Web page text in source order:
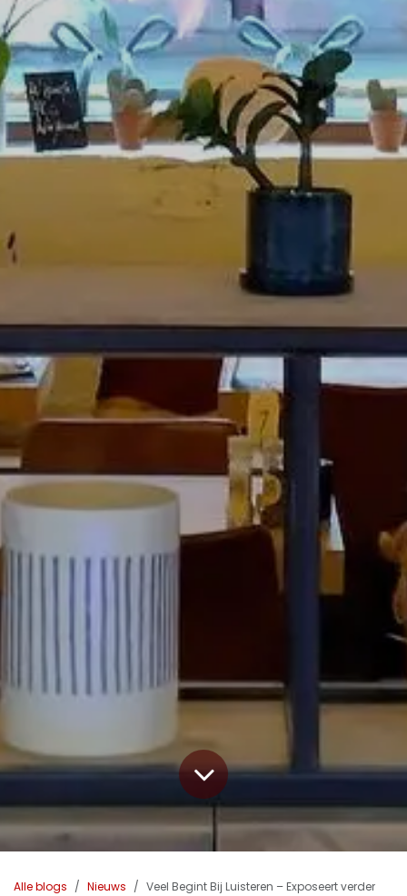
Alle blogs Nieuws Veel Begint Bij Luisteren – Exposeert verder